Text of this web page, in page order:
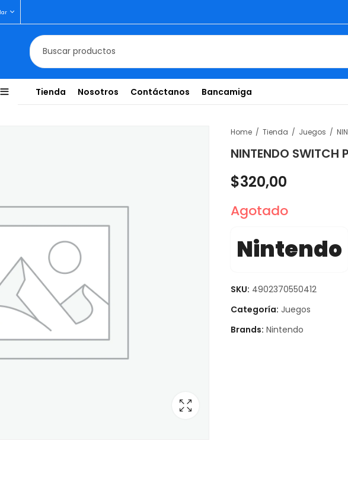
Tienda Nosotros Contáctanos Bancamiga
Home Tienda Juegos
NINTENDO SWITCH
$320,00
Agotado
Nintendo
SKU: 4902370550412
Categoría: Juegos
Brands: Nintendo